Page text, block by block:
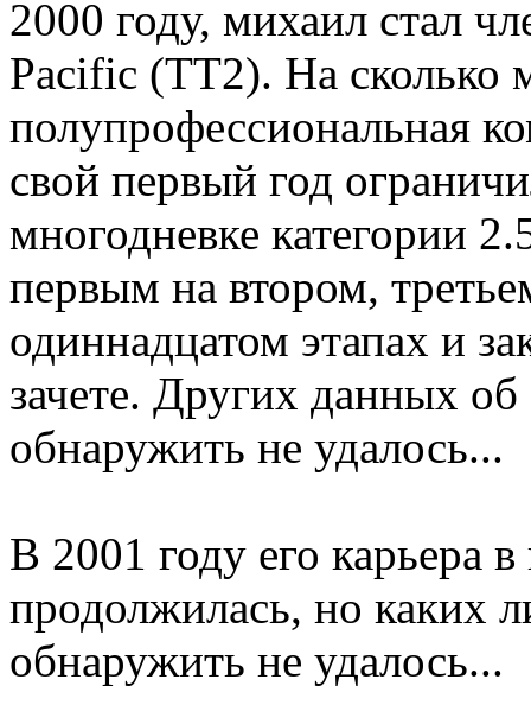
2000 году, михаил стал
Pacific (TT2). На сколько
полупрофессиональная
свой первый год
многодневке категории
первым на втором,
одиннадцатом этапах и
зачете. Других данных
обнаружить не удалось...
В 2001 году его карьера
продолжилась, но каких
обнаружить не удалось...